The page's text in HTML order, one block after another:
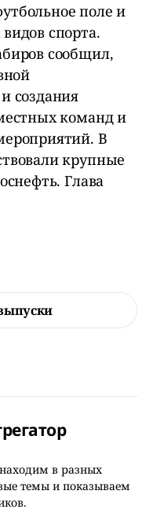
поле и
спорта.
сообщил,
создания
команд и
В
крупные
Глава
в разных
темы и показываем